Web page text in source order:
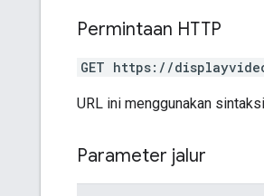
Permintaan HTTP
GET https://
URL ini menggunakan
Parameter jalur